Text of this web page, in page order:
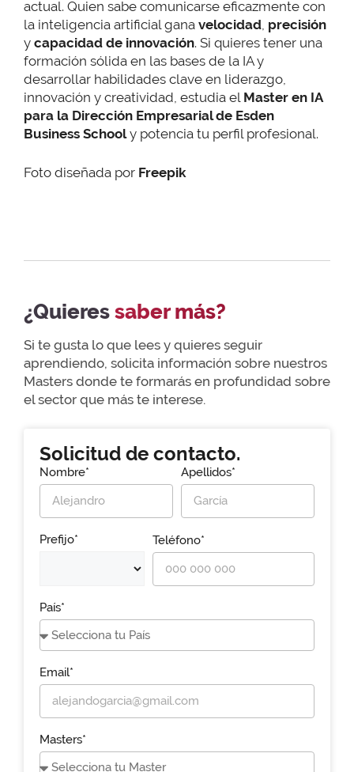
actual. Quien sabe comunicarse eficazmente con
la inteligencia artificial gana velocidad, precisión
y capacidad de innovación. Si quieres tener una
formación sólida en las bases de la IA y
desarrollar habilidades clave en liderazgo,
innovación y creatividad, estudia el Master en IA
para la Dirección Empresarial de Esden
Business Schooly potencia tu perfil profesional.
Foto diseñada por Freepik
¿Quieressaber más?
Si te gusta lo que lees y quieres seguir
aprendiendo, solicita información sobre nuestros
Masters donde te formarás en profundidad sobre
el sector que más te interese.
Solicitud de contacto.
Nombre* Apellidos*
Prefijo* Teléfono*
País*
Email*
Masters*